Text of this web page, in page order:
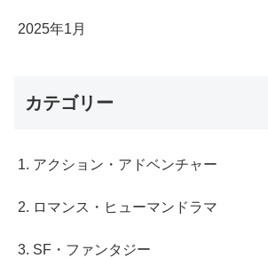
2025年1月
カテゴリー
1. アクション・アドベンチャー
2. ロマンス・ヒューマンドラマ
3. SF・ファンタジー